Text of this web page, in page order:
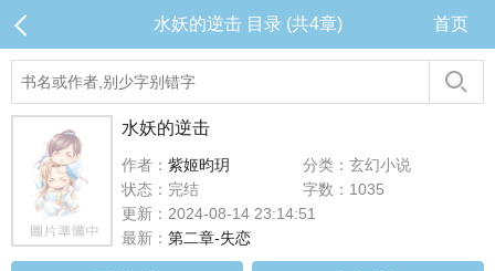
水妖的逆击 目录 (共4章) 首页
水妖的逆击
作者： 紫姬昀玥
分类：玄幻小说
状态：完结
字数：1035
更新：2024-08-14 23:14:51
最新： 第二章-失恋